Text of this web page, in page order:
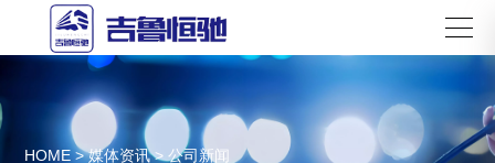
HOME >媒体资讯>公司新闻